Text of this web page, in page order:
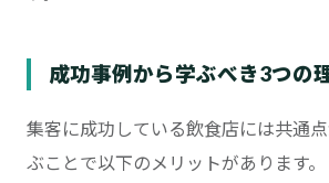
成功事例から学ぶべき3つの
集客に成功している飲食店には共通
ぶことで以下のメリットがあります。